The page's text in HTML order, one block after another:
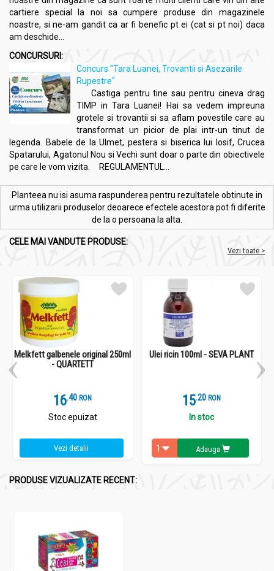
cartiere special la noi sa cumpere produse din magazinele
noastre, si ne-am gandit ca ar fi benefic pt ei (cat si pt noi) daca
am deschide...
CONCURSURI:
Concurs "Tara Luanei, Trovantii si Asezarile
Rupestre"
Castiga pentru tine sau pentru cineva drag
TIMP in Tara Luanei! Hai sa vedem impreuna
grotele si trovantii si sa aflam povestile care au
transformat un picior de plai intr-un tinut de
legenda. Babele de la Ulmet, pestera si biserica lui Iosif, Crucea
Spatarului, Agatonul Nou si Vechi sunt doar o parte din obiectivele
pe care le vom vizita. REGULAMENTUL...
Planteea nu isi asuma raspunderea pentru rezultatele obtinute in
urma utilizarii produselor deoarece efectele acestora pot fi diferite
de la o persoana la alta.
CELE MAI VANDUTE PRODUSE:
Vezi toate >
Melkfett galbenele original 250ml
- QUARTETT
16.4 RON
Stoc epuizat
Vezi detalii
Ulei ricin 100ml - SEVA PLANT
15.2 RON
In stoc
Adauga
PRODUSE VIZUALIZATE RECENT: